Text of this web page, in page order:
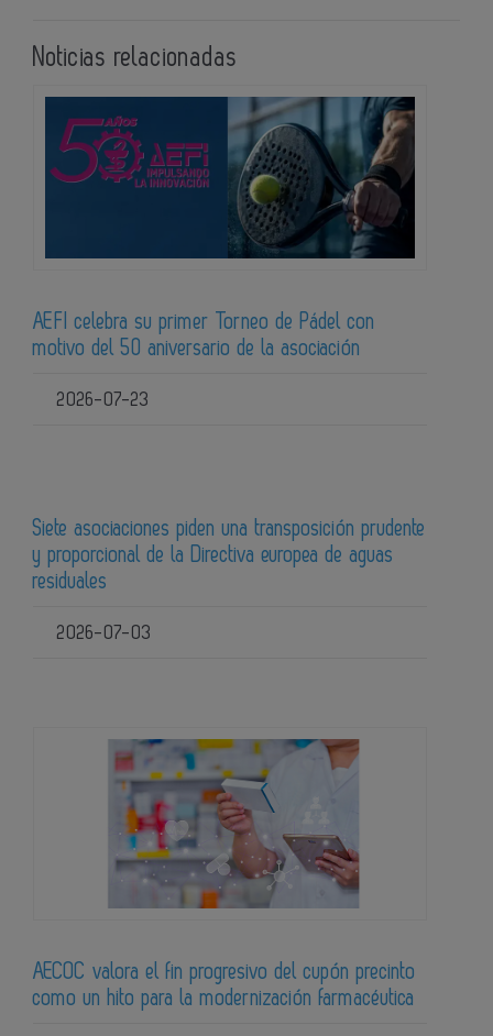
Noticias relacionadas
AEFI celebra su primer Torneo de Pádel con
motivo del 50 aniversario de la asociación
2026-07-23
Siete asociaciones piden una transposición prudente
y proporcional de la Directiva europea de aguas
residuales
2026-07-03
AECOC valora el fin progresivo del cupón precinto
como un hito para la modernización farmacéutica